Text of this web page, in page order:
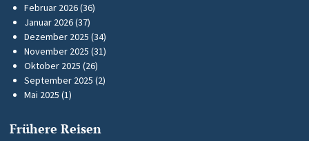
Februar 2026(36)
Januar 2026(37)
Dezember 2025 (34)
November 2025 (31)
Oktober 2025 (26)
September 2025 (2)
Mai 2025 (1)
Frühere Reisen